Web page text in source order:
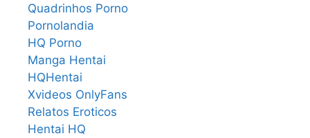
Quadrinhos Porno
Pornolandia
HQ Porno
Manga Hentai
HQHentai
Xvideos OnlyFans
Relatos Eroticos
Hentai HQ